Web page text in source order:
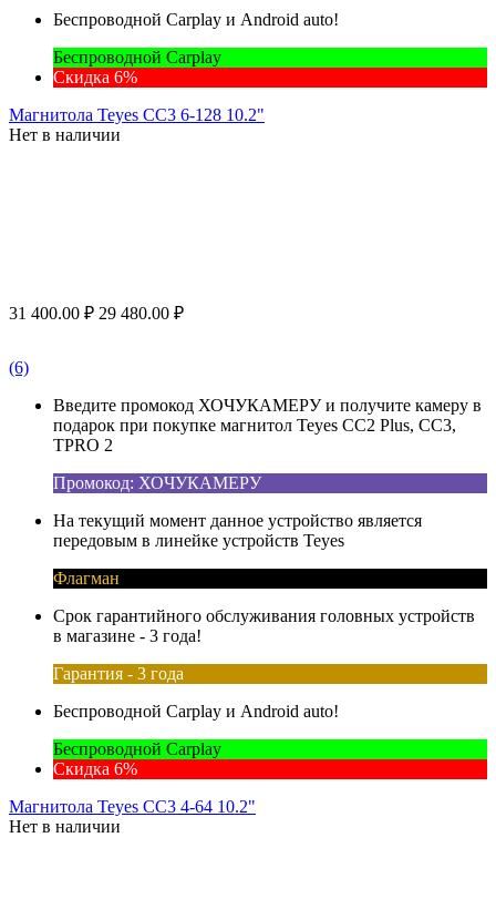
Беспроводной Carplay и Android auto!
Беспроводной Carplay
Скидка 6%
Магнитола Teyes CC3 6-128 10.2"
Нет в наличии
31 400.00 ₽ 29 480.00 ₽
(6)
Введите промокод ХОЧУКАМЕРУ и получите камеру в
подарок при покупке магнитол Teyes CC2 Plus, CC3,
TPRO 2
Промокод: ХОЧУКАМЕРУ
На текущий момент данное устройство является
передовым в линейке устройств Teyes
Флагман
Срок гарантийного обслуживания головных устройств
в магазине - 3 года!
Гарантия - 3 года
Беспроводной Carplay и Android auto!
Беспроводной Carplay
Скидка 6%
Магнитола Teyes CC3 4-64 10.2"
Нет в наличии